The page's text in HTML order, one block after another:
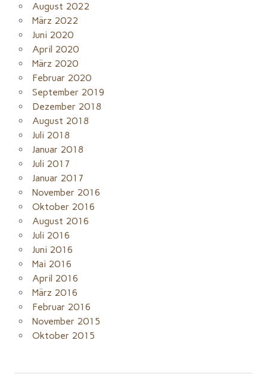
August 2022
März 2022
Juni 2020
April 2020
März 2020
Februar 2020
September 2019
Dezember 2018
August 2018
Juli 2018
Januar 2018
Juli 2017
Januar 2017
November 2016
Oktober 2016
August 2016
Juli 2016
Juni 2016
Mai 2016
April 2016
März 2016
Februar 2016
November 2015
Oktober 2015